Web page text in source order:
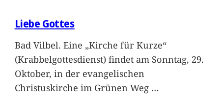
Liebe Gottes
Bad Vilbel. Eine „Kirche für Kurze“
(Krabbelgottesdienst) findet am Sonntag, 29.
Oktober, in der evangelischen
Christuskirche im Grünen Weg …